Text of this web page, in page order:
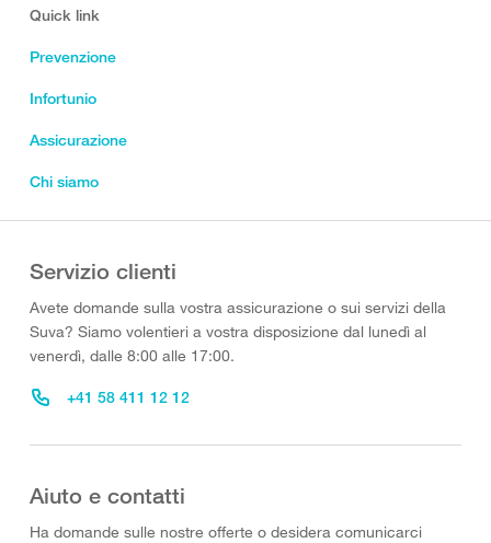
Quick link
Prevenzione
Infortunio
Assicurazione
Chi siamo
Servizio clienti
Avete domande sulla vostra assicurazione o sui servizi della
Suva? Siamo volentieri a vostra disposizione dal lunedì al
venerdì, dalle 8:00 alle 17:00.
+41 58 411 12 12
Aiuto e contatti
Ha domande sulle nostre offerte o desidera comunicarci